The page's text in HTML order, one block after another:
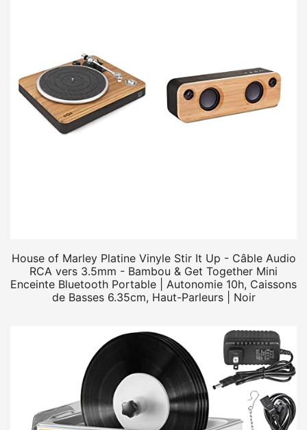
House of Marley Platine Vinyle Stir It Up - Câble Audio
RCA vers 3.5mm - Bambou & Get Together Mini
Enceinte Bluetooth Portable | Autonomie 10h, Caissons
de Basses 6.35cm, Haut-Parleurs | Noir